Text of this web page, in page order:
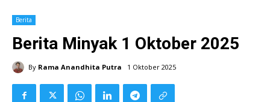
Berita
Berita Minyak 1 Oktober 2025
By Rama Anandhita Putra 1 Oktober 2025